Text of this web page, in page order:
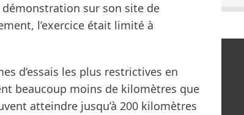
sur son site de
l’exercice était limité à
d’essais les plus restrictives en
beaucoup moins de kilomètres que
atteindre jusqu’à 200 kilomètres